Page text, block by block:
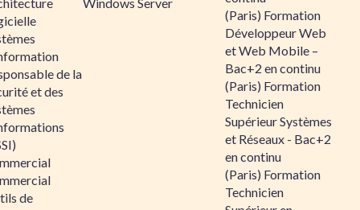
de la
et des
de
(Paris) Formation
Développeur Web
et Web Mobile –
Bac+2 en continu
(Paris) Formation
Technicien
Supérieur Systèmes
et Réseaux - Bac+2
en continu
(Paris) Formation
Technicien